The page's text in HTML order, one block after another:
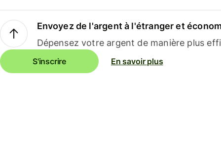
Envoyez de l'argent à l'étranger et
Dépensez votre argent de manière plus
S'inscrire En savoir plus